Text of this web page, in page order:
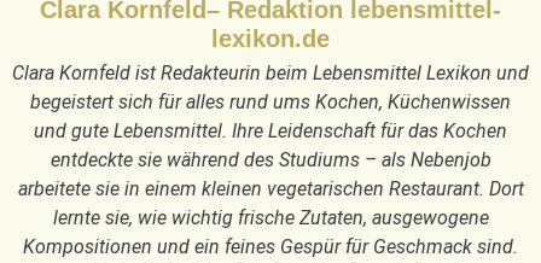
Clara Kornfeld– Redaktion lebensmittel-
lexikon.de
Clara Kornfeld ist Redakteurin beim Lebensmittel Lexikon und
begeistert sich für alles rund ums Kochen, Küchenwissen
und gute Lebensmittel. Ihre Leidenschaft für das Kochen
entdeckte sie während des Studiums – als Nebenjob
arbeitete sie in einem kleinen vegetarischen Restaurant. Dort
lernte sie, wie wichtig frische Zutaten, ausgewogene
Kompositionen und ein feines Gespür für Geschmack sind.